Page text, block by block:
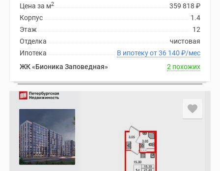
359 818 ₽
Цена за м2
1.4
Корпус
12
Этаж
чистовая
Отделка
В ипотеку от 36 140 ₽/мес
Ипотека
ЖК «Бионика Заповедная»
2 похожих